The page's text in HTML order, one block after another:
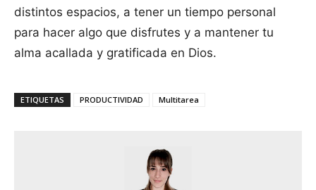
distintos espacios, a tener un tiempo personal
para hacer algo que disfrutes y a mantener tu
alma acallada y gratificada en Dios.
ETIQUETAS PRODUCTIVIDAD Multitarea